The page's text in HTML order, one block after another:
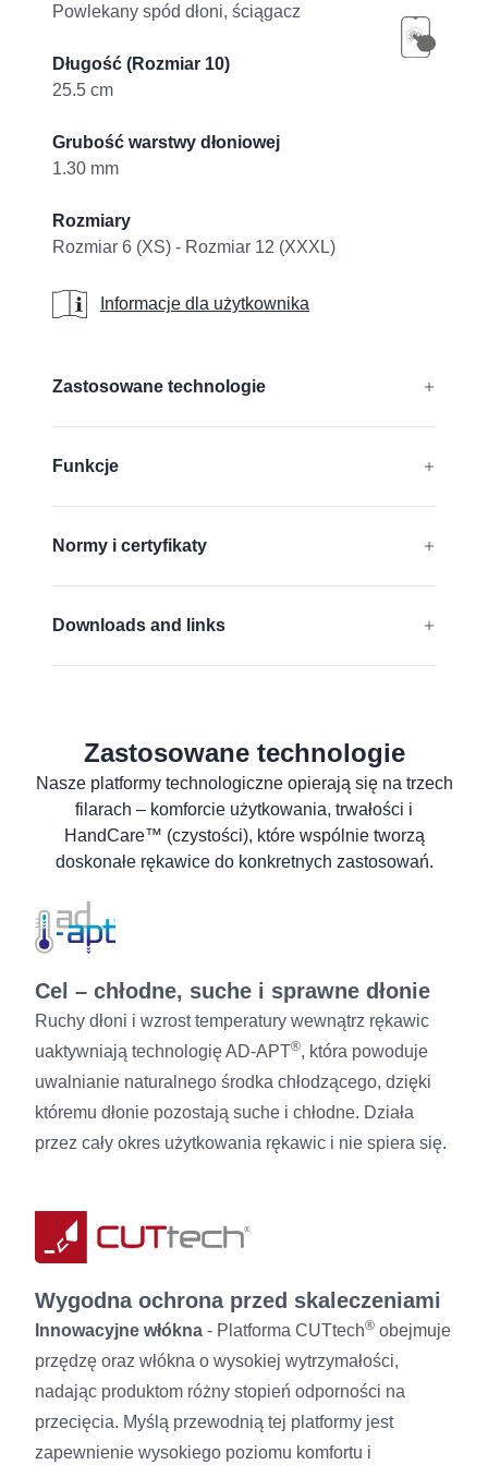
Powlekany spód dłoni, ściągacz
Długość (Rozmiar 10)
25.5 cm
Grubość warstwy dłoniowej
1.30 mm
Rozmiary
Rozmiar 6 (XS) - Rozmiar 12 (XXXL)
Informacje dla użytkownika
Informacje dla użytkownika
Zastosowane technologie
DURAtech
Dowiedz się więcej
Funkcje
Bez silikonu
Normy i certyfikaty
Downloads and links
Karta charakterystyki
Karta charakterystki produktu
Informacje dla użytkownika
Zastosowane technologie
Nasze platformy technologiczne opierają się na trzech
filarach – komforcie użytkowania, trwałości i
HandCare™ (czystości), które wspólnie tworzą
doskonałe rękawice do konkretnych zastosowań.
Cel – chłodne, suche i sprawne dłonie
Ruchy dłoni i wzrost temperatury wewnątrz rękawic
uaktywniają technologię AD-APT®, która powoduje
uwalnianie naturalnego środka chłodzącego, dzięki
któremu dłonie pozostają suche i chłodne. Działa
przez cały okres użytkowania rękawic i nie spiera się.
Wygodna ochrona przed skaleczeniami
Innowacyjne włókna - Platforma CUTtech® obejmuje
przędzę oraz włókna o wysokiej wytrzymałości,
nadając produktom różny stopień odporności na
przecięcia. Myślą przewodnią tej platformy jest
zapewnienie wysokiego poziomu komfortu i